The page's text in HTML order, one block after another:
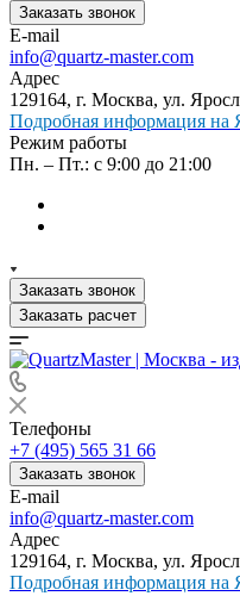
Заказать звонок
E-mail
info@quartz-master.com
Адрес
129164, г. Москва, ул.
Подробная информация на
Режим работы
Пн. – Пт.: с 9:00 до 21:00
Заказать звонок
Заказать расчет
Телефоны
+7 (495) 565 31 66
Заказать звонок
E-mail
info@quartz-master.com
Адрес
129164, г. Москва, ул.
Подробная информация на